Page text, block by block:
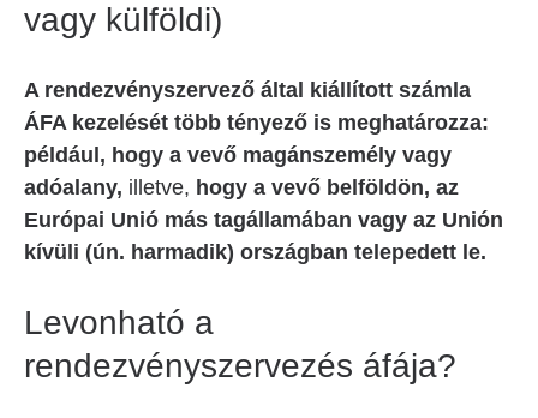
vagy külföldi)
A rendezvényszervező által kiállított számla
ÁFA kezelését több tényező is meghatározza:
például, hogy a vevő magánszemély vagy
adóalany, illetve, hogy a vevő belföldön, az
Európai Unió más tagállamában vagy az Unión
kívüli (ún. harmadik) országban telepedett le.
Levonható a
rendezvényszervezés áfája?